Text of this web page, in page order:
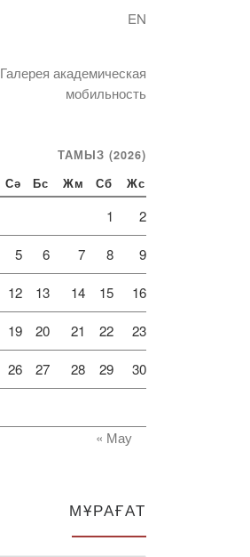
EN
Галерея академическая
мобильность
ТАМЫЗ (2026)
Сә Бс Жм Сб Жс
1 2
5 6 7 8 9
12 13 14 15 16
19 20 21 22 23
26 27 28 29 30
« Мау
МҰРАҒАТ